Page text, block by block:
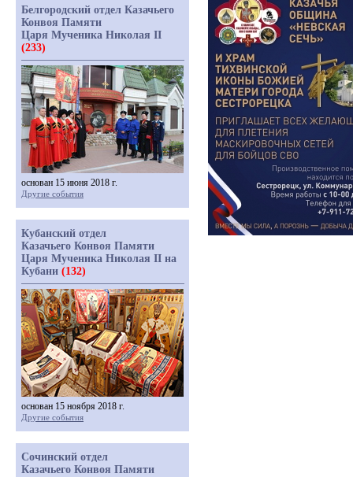
Белгородский отдел Казачьего
Конвоя Памяти
Царя Мученика Николая II
(233)
основан 15 июня 2018 г.
Другие события
Кубанский отдел
Казачьего Конвоя Памяти
Царя Мученика Николая II на
Кубани (132)
основан 15 ноября 2018 г.
Другие события
Сочинский отдел
Казачьего Конвоя Памяти